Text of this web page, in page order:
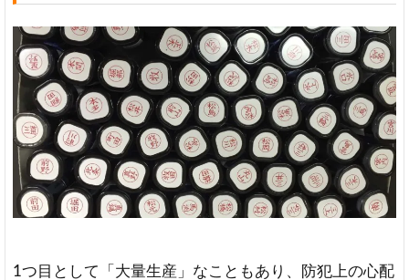
1つ目として「大量生産」なこともあり、防犯上の心配